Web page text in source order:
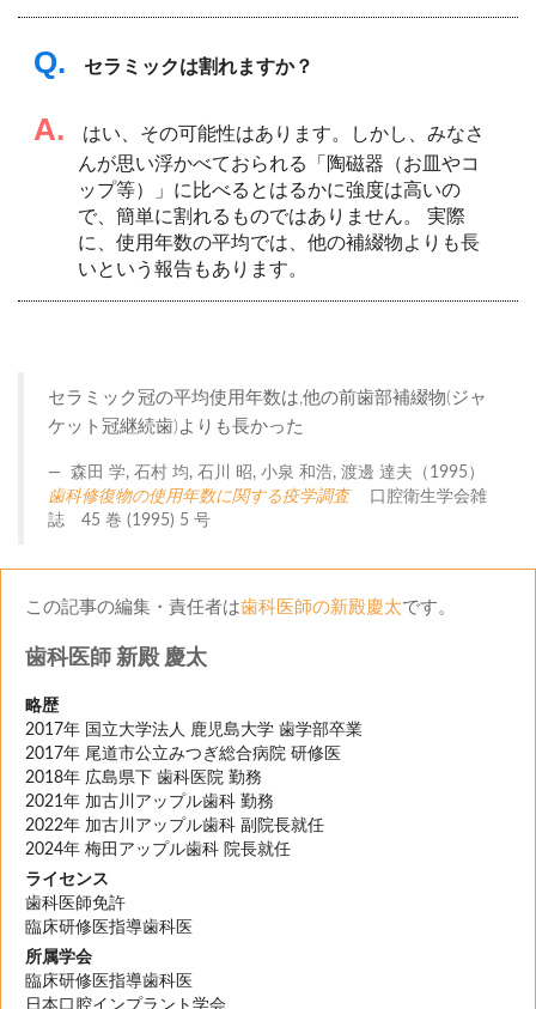
Q. セラミックは割れますか？
A.
はい、その可能性はあります。しかし、みなさ
んが思い浮かべておられる「陶磁器（お皿やコ
ップ等）」に比べるとはるかに強度は高いの
で、簡単に割れるものではありません。 実際
に、使用年数の平均では、他の補綴物よりも長
いという報告もあります。
セラミック冠の平均使用年数は,他の前歯部補綴物(ジャ
ケット冠継続歯)よりも長かった
森田 学, 石村 均, 石川 昭, 小泉 和浩, 渡邊 達夫（1995）
歯科修復物の使用年数に関する疫学調査
口腔衛生学会雑
誌 45 巻 (1995) 5 号
この記事の編集・責任者は歯科医師の新殿慶太です。
歯科医師 新殿 慶太
略歴
2017年 国立大学法人 鹿児島大学 歯学部卒業
2017年 尾道市公立みつぎ総合病院 研修医
2018年 広島県下 歯科医院 勤務
2021年 加古川アップル歯科 勤務
2022年 加古川アップル歯科 副院長就任
2024年 梅田アップル歯科 院長就任
ライセンス
歯科医師免許
臨床研修医指導歯科医
所属学会
臨床研修医指導歯科医